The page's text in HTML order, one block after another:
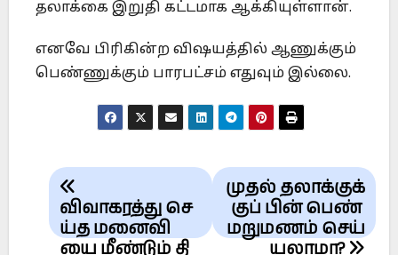
தலாக்கை இறுதி கட்டமாக ஆக்கியுள்ளான்.
எனவே பிரிகின்ற விஷயத்தில் ஆணுக்கும்
பெண்ணுக்கும் பாரபட்சம் எதுவும் இல்லை.
Post
navigation
முதல் தலாக்குக்
குப் பின் பெண்
மறுமணம் செய்
யலாமா?
விவாகரத்து செ
ய்த மனைவி
யை மீண்டும் தி